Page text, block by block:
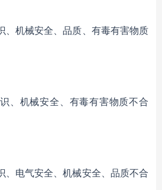
、机械安全、品质、有毒有害物质
、机械安全、有毒有害物质不合
、电气安全、机械安全、品质不合